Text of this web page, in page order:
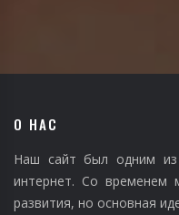
О НАС
Наш сайт был одним из
интернет. Со временем
развития, но основная